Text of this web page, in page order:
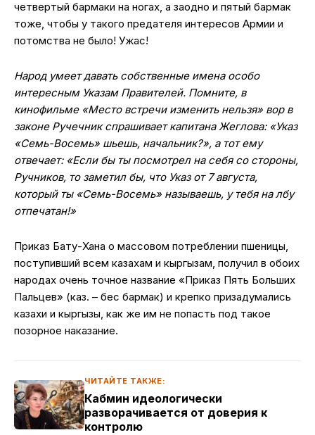
четвертый бармаки на ногах, а заодно и пятый бармак
тоже, чтобы у такого предателя интересов Армии и
потомства не было! Ужас!
Народ умеет давать собственные имена особо
интересным Указам Правителей. Помните, в
кинофильме «Место встречи изменить нельзя» вор в
законе Ручечник спрашивает капитана Жеглова: «Указ
«Семь-Восемь» шьешь, начальник?», а тот ему
отвечает: «Если бы ты посмотрел на себя со стороны,
Ручников, то заметил бы, что Указ от 7 августа,
который ты «Семь-Восемь» называешь, у тебя на лбу
отпечатан!»
Приказ Бату-Хана о массовом потреблении пшеницы,
поступивший всем казахам и кыргызам, получил в обоих
народах очень точное название «Приказ Пять Больших
Пальцев» (каз. – бес бармак) и крепко призадумались
казахи и кыргызы, как же им не попасть под такое
позорное наказание.
ЧИТАЙТЕ ТАКЖЕ:
Кабмин идеологически
разворачивается от доверия к
контролю